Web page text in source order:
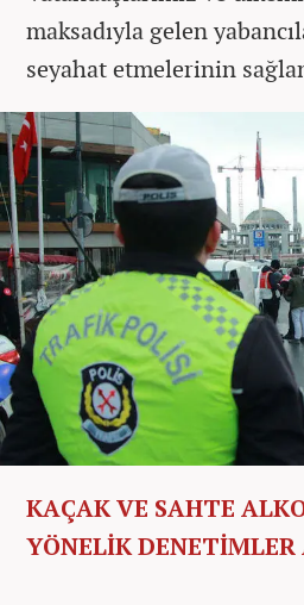
maksadıyla gelen
seyahat etmelerinin
KAÇAK VE SAHTE
YÖNELİK